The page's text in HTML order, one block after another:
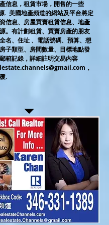
信息，租賃市場，開售的一些
. 美國地產頻道的網站及平台將定
信息、房屋買賣租賃信息、地產
。有計劃租賃、買賣房產的朋友
名、住址 、電話號碼、預算、想
子類型、房間數量、目標地點發
箱記錄，詳細註明交易內容
，
.